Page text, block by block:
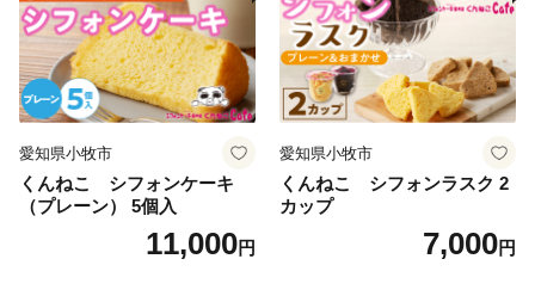
愛知県小牧市
くんねこ シフォンケーキ
（プレーン） 5個入
11,000円
愛知県小牧市
くんねこ シフォンラスク 2
カップ
7,000円